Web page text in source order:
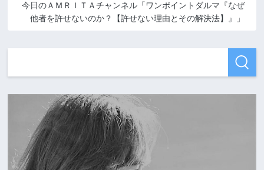
今日のＡＭＲＩＴＡチャンネル「ワンポイントダルマ『なぜ
他者を許せないのか？【許せない理由とその解決法】』」